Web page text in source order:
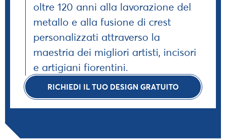
oltre 120 anni alla lavorazione del
metallo e alla fusione di crest
personalizzati attraverso la
maestria dei migliori artisti, incisori
e artigiani fiorentini.
RICHIEDI IL TUO DESIGN GRATUITO